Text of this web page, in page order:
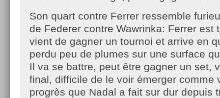
Son quart contre Ferrer ressemble
de Federer contre Wawrinka: Ferrer est
vient de gagner un tournoi et arrive en
perdu peu de plumes sur une surface
Il va se battre, peut être gagner un set,
final, difficile de le voir émerger comme
progrès que Nadal a fait sur dur depuis